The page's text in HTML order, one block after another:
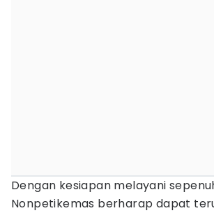
Dengan kesiapan melayani
Nonpetikemas berharap dapat